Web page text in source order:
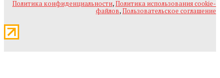
Политика конфиденциальности,Политика использования cookie-
файлов,Пользовательское соглашение